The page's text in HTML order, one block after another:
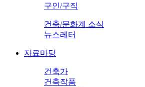
구인/구직
건축/문화계 소식
뉴스레터
자료마당
건축가
건축작품